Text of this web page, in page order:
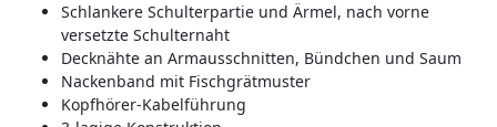
Schlankere Schulterpartie und Ärmel, nach vorne
versetzte Schulternaht
Decknähte an Armausschnitten, Bündchen und Saum
Nackenband mit Fischgrätmuster
Kopfhörer-Kabelführung